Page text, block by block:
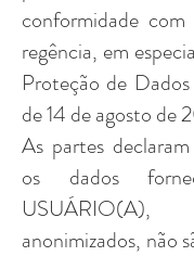
conformidade
regência, em
Proteção de
de 14 de agosto de
As partes
os dados
anonimizados, não